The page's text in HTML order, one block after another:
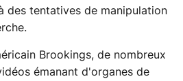
des tentatives de manipulation
Brookings, de nombreux
émanant d'organes de